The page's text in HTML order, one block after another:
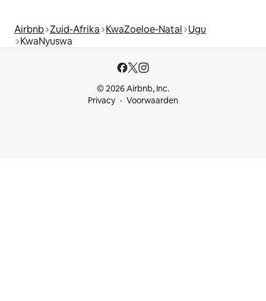
Airbnb Zuid-Afrika KwaZoeloe-Natal Ugu
KwaNyuswa
© 2026 Airbnb, Inc.
Privacy
Voorwaarden